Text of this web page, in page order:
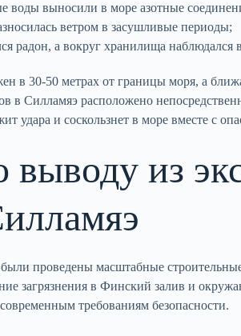
воды выносили в море азотные
ветром в засушливые периоды;
радон, а вокруг хранилища
в 30-50 метрах от границы моря, а
в Силламяэ расположено
удара и соскользнет в море вместе с
выводу из
проведены масштабные
загрязнения в Финский залив и
требованиям безопасности.